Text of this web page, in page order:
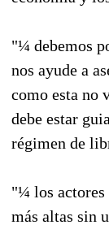
"¼ debemos
nos ayude a
como esta no
debe estar
régimen de
"¼ los actores
más altas sin